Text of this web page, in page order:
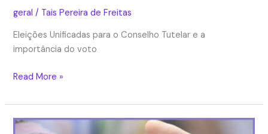
geral / Tais Pereira de Freitas
Eleições Unificadas para o Conselho Tutelar e a
importância do voto
Por
votar
para
Read More »